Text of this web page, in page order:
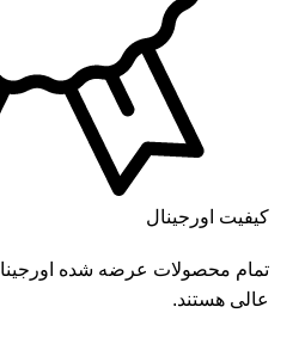
کیفیت اورجینال
تمام محصولات عرضه شده
عالی هستند.